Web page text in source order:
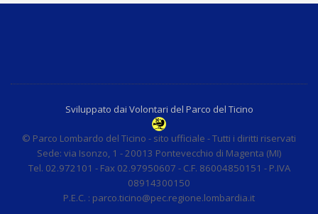
Sviluppato dai Volontari del Parco del Ticino
© Parco Lombardo del Ticino - sito ufficiale - Tutti i diritti riservati
Sede: via Isonzo, 1 - 20013 Pontevecchio di Magenta (MI)
Tel. 02.972101 - Fax 02.97950607 - C.F. 86004850151 - P.IVA
08914300150
P.E.C. : parco.ticino@pec.regione.lombardia.it